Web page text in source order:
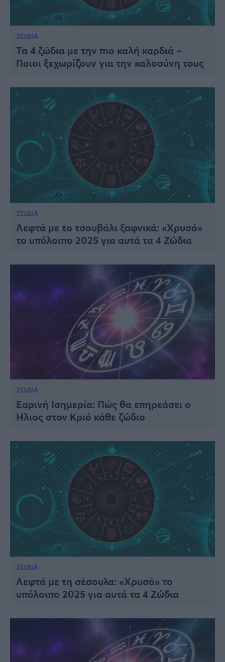
ΖΩΔΙΑ
Τα 4 ζώδια με την πιο καλή καρδιά –
Ποιοι ξεχωρίζουν για την καλοσύνη τους
ΖΩΔΙΑ
Λεφτά με το τσουβάλι ξαφνικά: «Χρυσό»
το υπόλοιπο 2025 για αυτά τα 4 Ζώδια
ΖΩΔΙΑ
Εαρινή Ισημερία: Πώς θα επηρεάσει ο
Ήλιος στον Κριό κάθε ζώδιο
ΖΩΔΙΑ
Λεφτά με τη σέσουλα: «Χρυσό» το
υπόλοιπο 2025 για αυτά τα 4 Ζώδια